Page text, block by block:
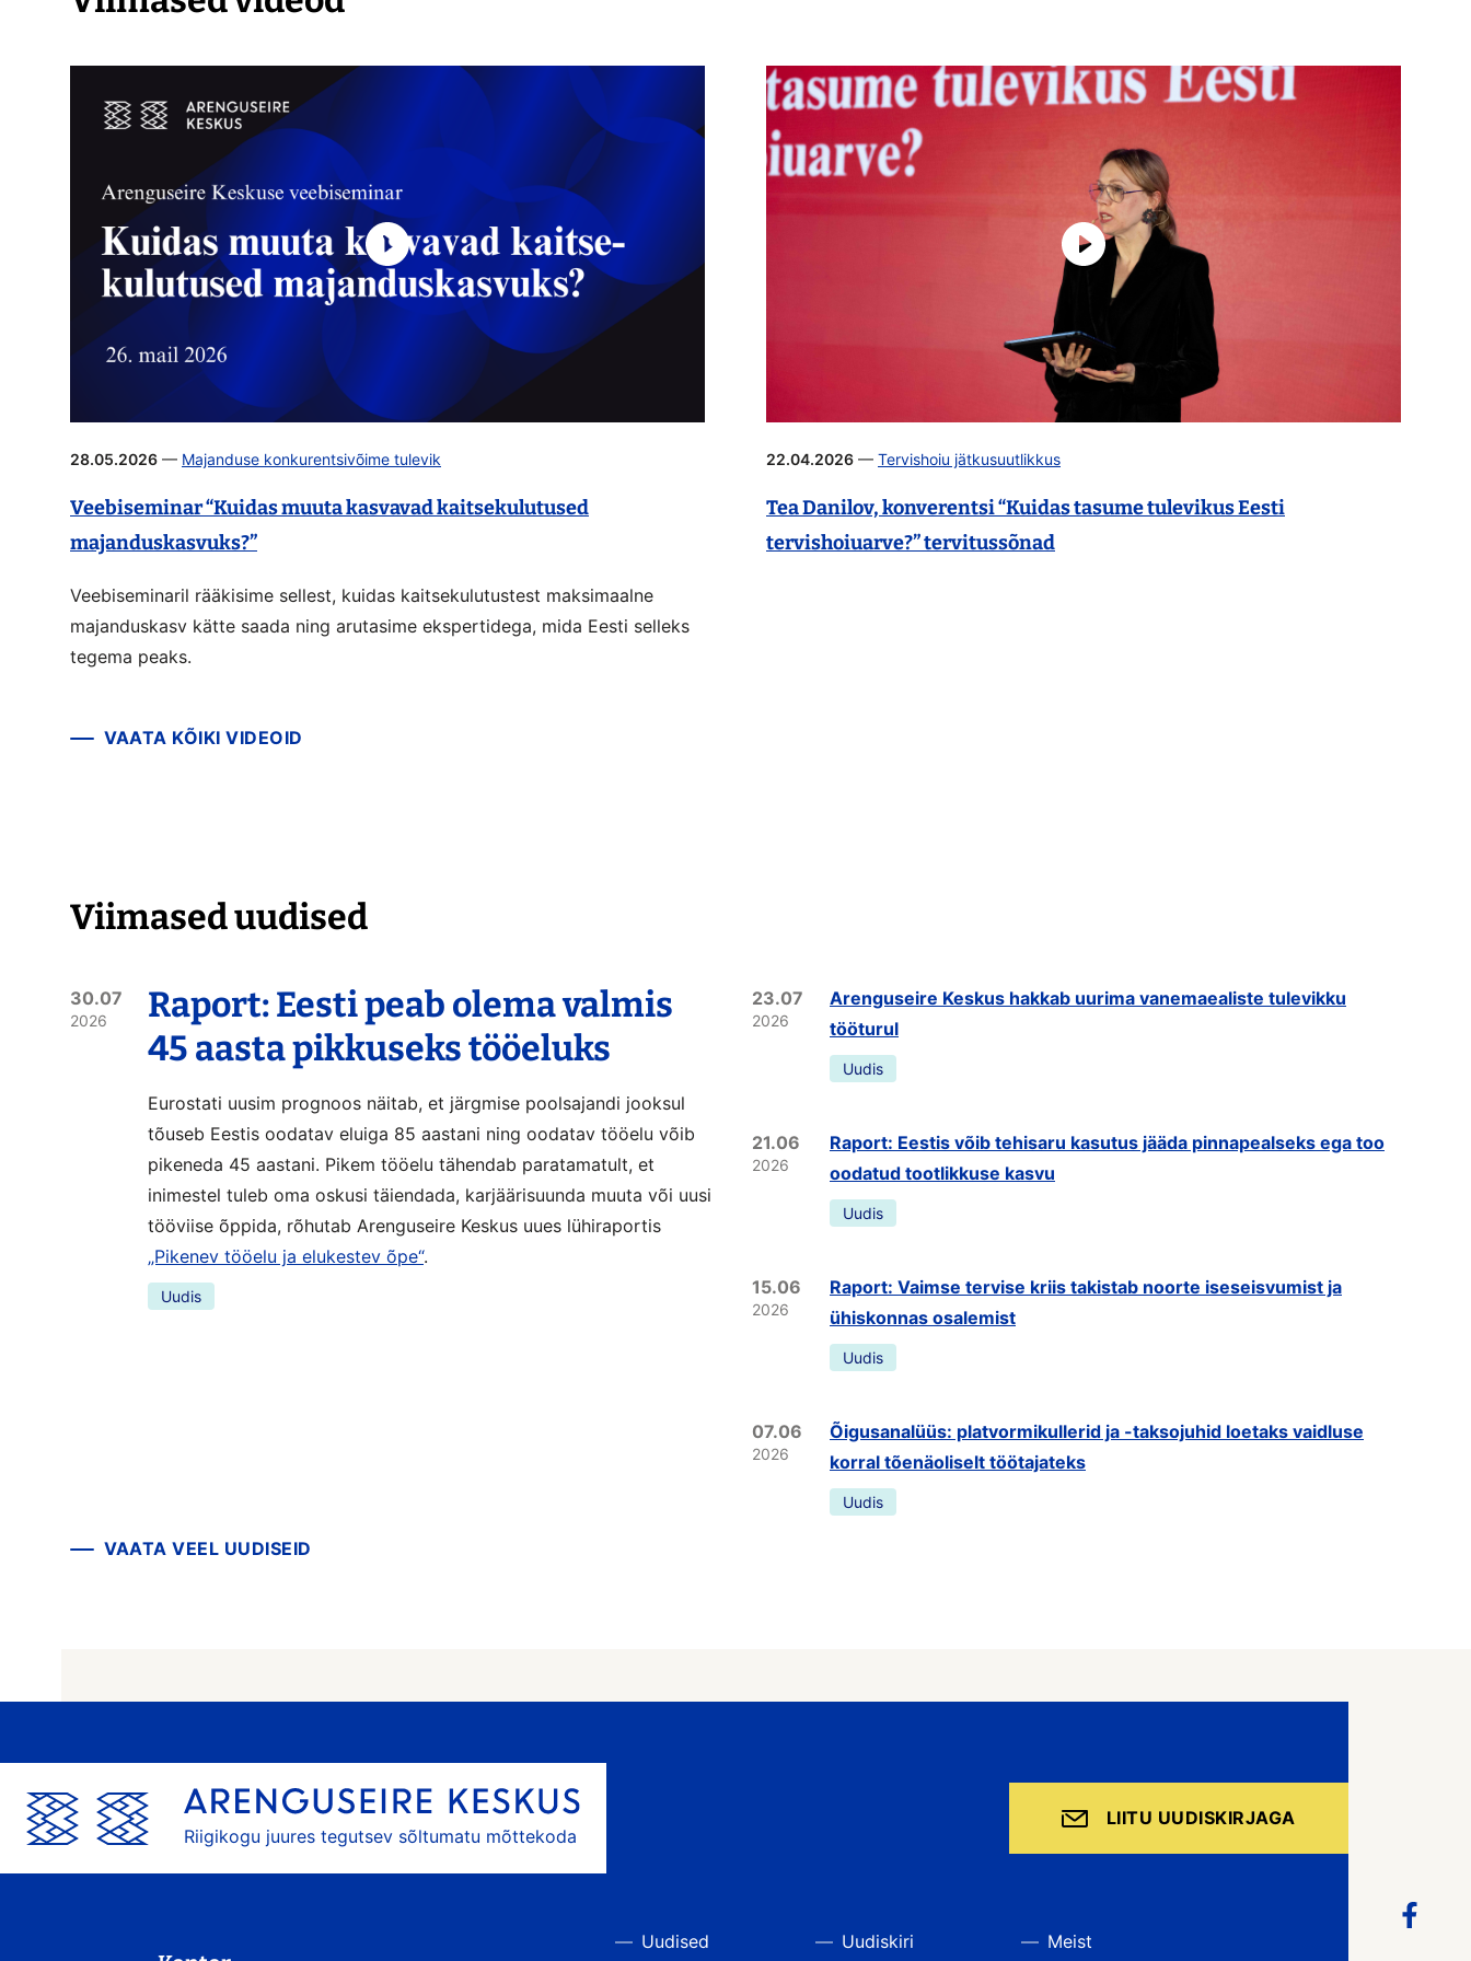
28.05.2026 — Majanduse konkurentsivõime tulevik
Veebiseminar “Kuidas muuta kasvavad kaitsekulutused
majanduskasvuks?”
Veebiseminaril rääkisime sellest, kuidas kaitsekulutustest maksimaalne
majanduskasv kätte saada ning arutasime ekspertidega, mida Eesti selleks
tegema peaks.
22.04.2026 — Tervishoiu jätkusuutlikkus
Tea Danilov, konverentsi “Kuidas tasume tulevikus Eesti
tervishoiuarve?” tervitussõnad
VAATA KÕIKI VIDEOID
Viimased uudised
30.07
2026
Raport: Eesti peab olema valmis
45 aasta pikkuseks tööeluks
Eurostati uusim prognoos näitab, et järgmise poolsajandi jooksul
tõuseb Eestis oodatav eluiga 85 aastani ning oodatav tööelu võib
pikeneda 45 aastani. Pikem tööelu tähendab paratamatult, et
inimestel tuleb oma oskusi täiendada, karjäärisuunda muuta või uusi
tööviise õppida, rõhutab Arenguseire Keskus uues lühiraportis
„Pikenev tööelu ja elukestev õpe“.
Uudis
23.07
2026
Arenguseire Keskus hakkab uurima vanemaealiste tulevikku
tööturul
Uudis
21.06
2026
Raport: Eestis võib tehisaru kasutus jääda pinnapealseks ega too
oodatud tootlikkuse kasvu
Uudis
15.06
2026
Raport: Vaimse tervise kriis takistab noorte iseseisvumist ja
ühiskonnas osalemist
Uudis
07.06
2026
Õigusanalüüs: platvormikullerid ja -taksojuhid loetaks vaidluse
korral tõenäoliselt töötajateks
Uudis
VAATA VEEL UUDISEID
Riigikogu juures tegutsev sõltumatu mõttekoda
LIITU UUDISKIRJAGA
Uudised Uudiskiri Meist